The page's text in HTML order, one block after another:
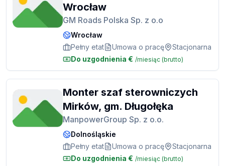
Wrocław
GM Roads Polska Sp. z o.o
Wrocław
Pełny etat
Umowa o pracę
Stacjonarna
Do uzgodnienia € /miesiąc (brutto)
Monter szaf sterowniczych
Mirków, gm. Długołęka
ManpowerGroup Sp. z o.o.
Dolnośląskie
Pełny etat
Umowa o pracę
Stacjonarna
Do uzgodnienia € /miesiąc (brutto)